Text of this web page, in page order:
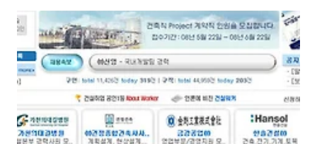
채용'은 더욱 기승을 부릴 전망이다. 이에 건설워커는 구직자들이 건설기업의
게릴라 채용에 효과적으로 대응할 수 있는 '유형별 대처요령'을 제시했다. 1. 단
타형 수시채용 = 최대한 빨리 지원하라 6월 들어 모집기간이 짧고 번개처럼
'휙' 지나가는 단타형 수시채용이 많아지고 있다. 기업은 지원자가 많은 것도 원
치 않..